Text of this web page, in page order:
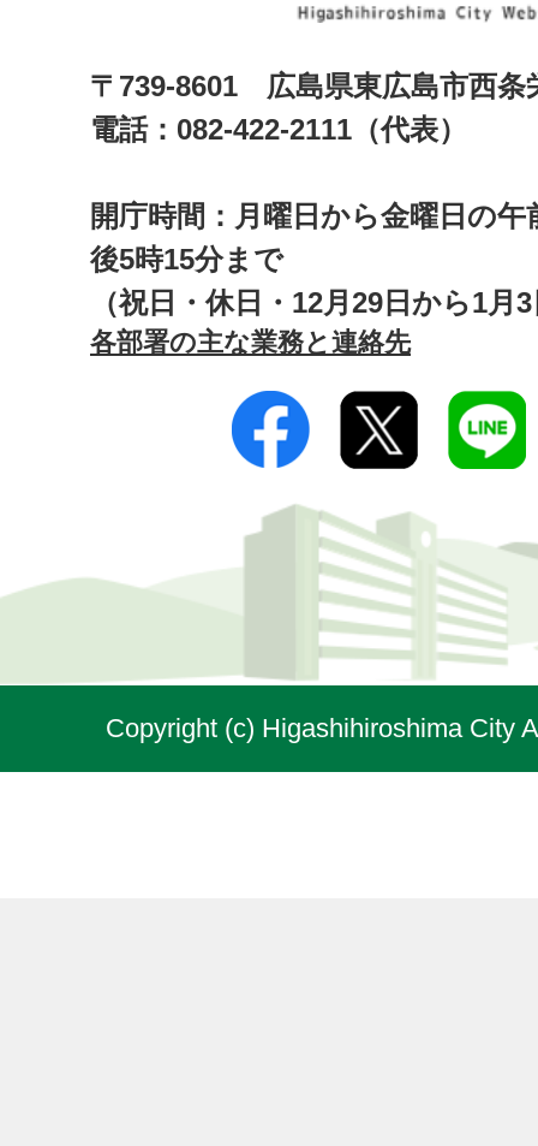
〒739-8601 広島県東広島市西
電話：082-422-2111（代表）
開庁時間：月曜日から金曜日の午
後5時15分まで
（祝日・休日・12月29日から1月
各部署の主な業務と連絡先
Copyright (c) Higashihiroshima City